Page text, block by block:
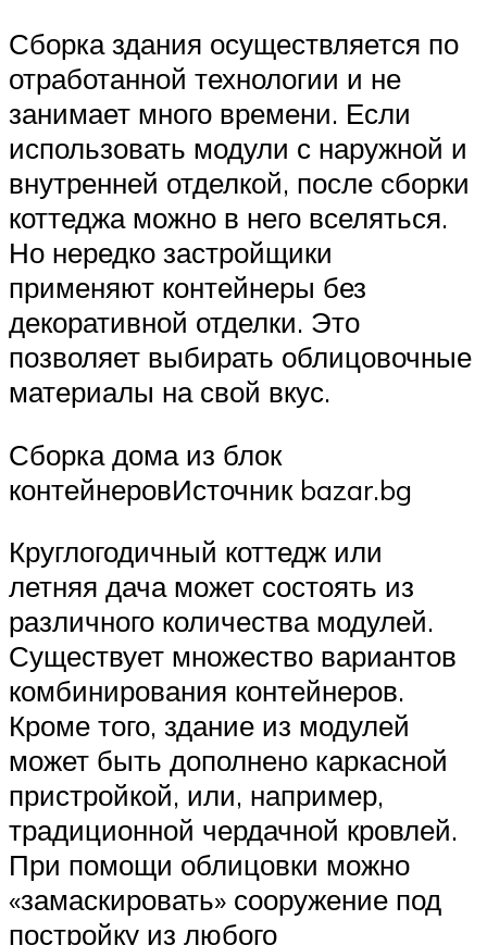
Сборка здания осуществляется по
отработанной технологии и не
занимает много времени. Если
использовать модули с наружной и
внутренней отделкой, после сборки
коттеджа можно в него вселяться.
Но нередко застройщики
применяют контейнеры без
декоративной отделки. Это
позволяет выбирать облицовочные
материалы на свой вкус.
Сборка дома из блок
контейнеровИсточник bazar.bg
Круглогодичный коттедж или
летняя дача может состоять из
различного количества модулей.
Существует множество вариантов
комбинирования контейнеров.
Кроме того, здание из модулей
может быть дополнено каркасной
пристройкой, или, например,
традиционной чердачной кровлей.
При помощи облицовки можно
«замаскировать» сооружение под
постройку из любого